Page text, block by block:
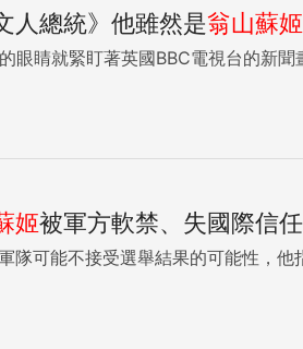
人總統》他雖然是翁山蘇姬
眼睛就緊盯著英國BBC電視台的新
姬被軍方軟禁、失國際信
隊可能不接受選舉結果的可能性，他